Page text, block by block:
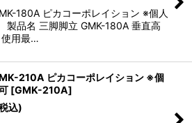
180A ピカコーポレイション ※個人
品名 三脚脚立 GMK-180A 垂直高
使用最…
210A ピカコーポレイション ※個
[GMK-210A]
込)